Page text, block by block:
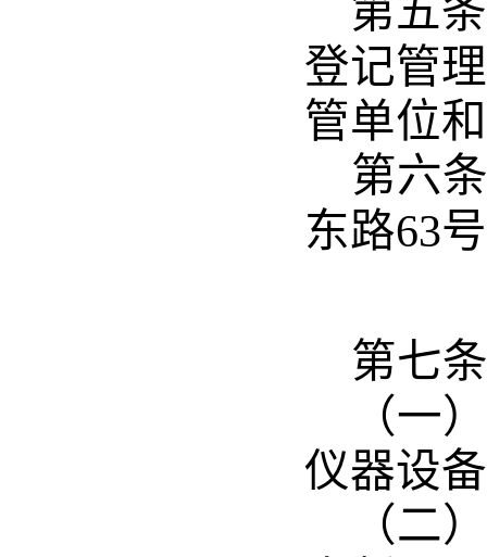
第五条
登记管
管单位
第六条
东路63
第七条
（一）
仪器设
（二）